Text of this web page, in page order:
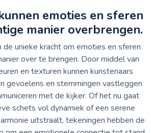
emoties en sferen
manier overbrengen.
de unieke kracht om emoties en sferen
over te brengen. Door middel van
en texturen kunnen kunstenaars
gevoelens en stemmingen vastleggen
met de kijker. Of het nu gaat
schets vol dynamiek of een serene
uitstraalt, tekeningen hebben de